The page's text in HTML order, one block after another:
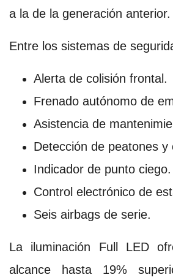
a la de la generación anterior.
Entre los sistemas de
Alerta de colisión frontal.
Frenado autónomo de
Asistencia de
Detección de peatones y
Indicador de punto ciego.
Control electrónico de
Seis airbags de serie.
La iluminación Full LED
alcance hasta 19%